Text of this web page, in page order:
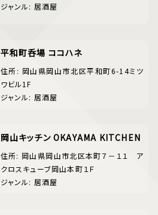
ジャンル: 居酒屋
平和町呑場 ココハネ
住所: 岡山県岡山市北区平和町6-14ミツ
ワビル1F
ジャンル: 居酒屋
岡山キッチン OKAYAMA KITCHEN
住所: 岡山県岡山市北区本町７－１１ ア
クロスキューブ岡山本町１Ｆ
ジャンル: 居酒屋